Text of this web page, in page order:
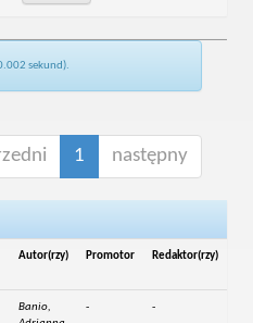
sekund).
1 następny
Autor(rzy) Promotor Redaktor(rzy)
Banio,
- -